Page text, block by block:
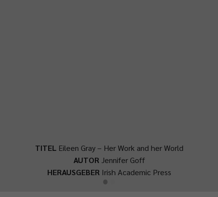
TITELEileen Gray – Her Work and her World
AUTOR Jennifer Goff
HERAUSGEBER Irish Academic Press
··